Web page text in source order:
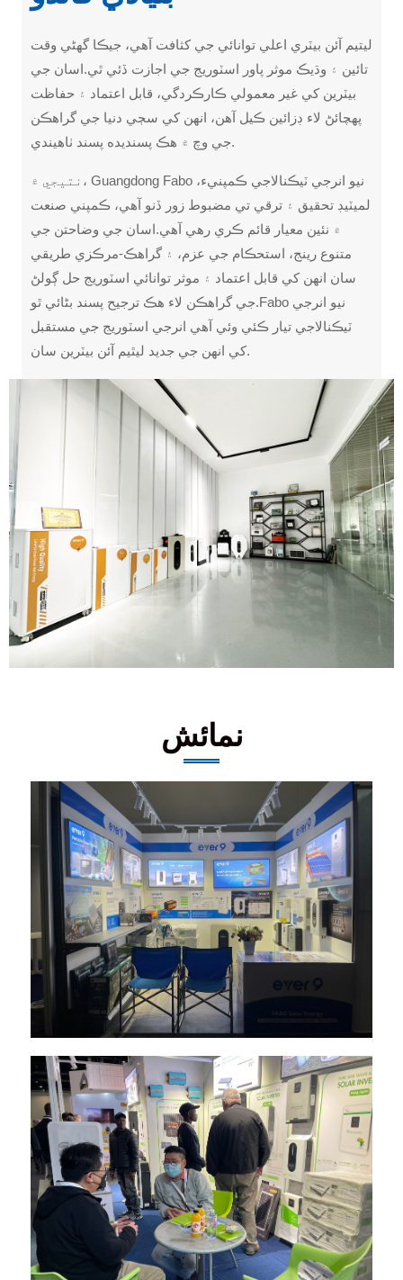
ليتيم آئن بيٽري اعلي توانائي جي کثافت آهي، جيڪا گهڻي وقت
تائين ۽ وڌيڪ موثر پاور اسٽوريج جي اجازت ڏئي ٿي.اسان جي
بيٽرين کي غير معمولي ڪارڪردگي، قابل اعتماد ۽ حفاظت
پهچائڻ لاء ڊزائين ڪيل آهن، انهن کي سڄي دنيا جي گراهڪن
جي وچ ۾ هڪ پسنديده پسند ٺاهيندي.
نتيجي ۾، Guangdong Fabo نيو انرجي ٽيڪنالاجي ڪمپنيء،
لميٽيڊ تحقيق ۽ ترقي تي مضبوط زور ڏنو آهي، ڪمپني صنعت
۾ نئين معيار قائم ڪري رهي آهي.اسان جي وضاحتن جي
متنوع رينج، استحڪام جي عزم، ۽ گراهڪ-مرڪزي طريقي
سان انهن کي قابل اعتماد ۽ موثر توانائي اسٽوريج حل ڳولڻ
جي گراهڪن لاء هڪ ترجيح پسند بڻائي ٿو.Fabo نيو انرجي
ٽيڪنالاجي تيار ڪئي وئي آهي انرجي اسٽوريج جي مستقبل
کي انهن جي جديد ليٿيم آئن بيٽرين سان.
نمائش